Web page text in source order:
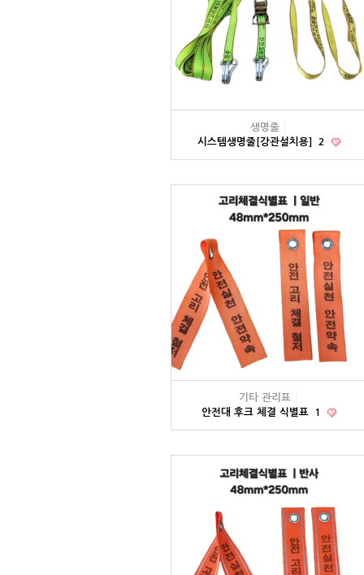
생명줄
시스템생명줄[강관설치용]
2
기타 관리표
안전대 후크 체결 식별표
1